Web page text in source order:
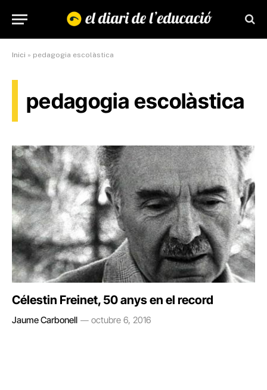
Inici » pedagogia escolàstica
pedagogia escolàstica
Célestin Freinet, 50 anys en el record
Jaume Carbonell octubre 6, 2016